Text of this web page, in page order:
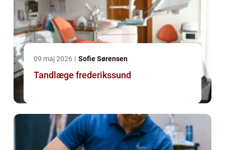
09 maj 2026 Sofie Sørensen
Tandlæge frederikssund